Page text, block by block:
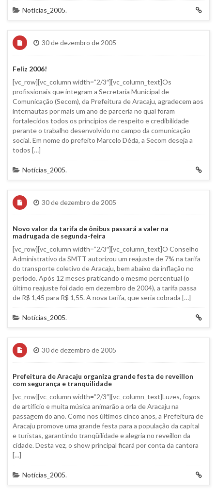
Notícias_2005.
30 de dezembro de 2005
Feliz 2006!
[vc_row][vc_column width=”2/3″][vc_column_text]Os
profissionais que integram a Secretaria Municipal de
Comunicação (Secom), da Prefeitura de Aracaju, agradecem aos
internautas por mais um ano de parceria no qual foram
fortalecidos todos os princípios de respeito e credibilidade
perante o trabalho desenvolvido no campo da comunicação
social. Em nome do prefeito Marcelo Déda, a Secom deseja a
todos […]
Notícias_2005.
30 de dezembro de 2005
Novo valor da tarifa de ônibus passará a valer na
madrugada de segunda-feira
[vc_row][vc_column width=”2/3″][vc_column_text]O Conselho
Administrativo da SMTT autorizou um reajuste de 7% na tarifa
do transporte coletivo de Aracaju, bem abaixo da inflação no
período. Após 12 meses praticando o mesmo percentual (o
último reajuste foi dado em dezembro de 2004), a tarifa passa
de R$ 1,45 para R$ 1,55. A nova tarifa, que seria cobrada […]
Notícias_2005.
30 de dezembro de 2005
Prefeitura de Aracaju organiza grande festa de reveillon
com segurança e tranquilidade
[vc_row][vc_column width=”2/3″][vc_column_text]Luzes, fogos
de artifício e muita música animarão a orla de Aracaju na
passagem do ano. Como nos últimos cinco anos, a Prefeitura de
Aracaju promove uma grande festa para a população da capital
e turistas, garantindo tranqüilidade e alegria no reveillon da
cidade. Desta vez, o show principal ficará por conta da cantora
[…]
Notícias_2005.